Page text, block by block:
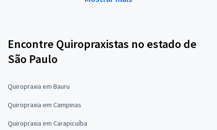
Encontre Quiropraxistas no estado de
São Paulo
Quiropraxia em Bauru
Quiropraxia em Campinas
Quiropraxia em Carapicuíba